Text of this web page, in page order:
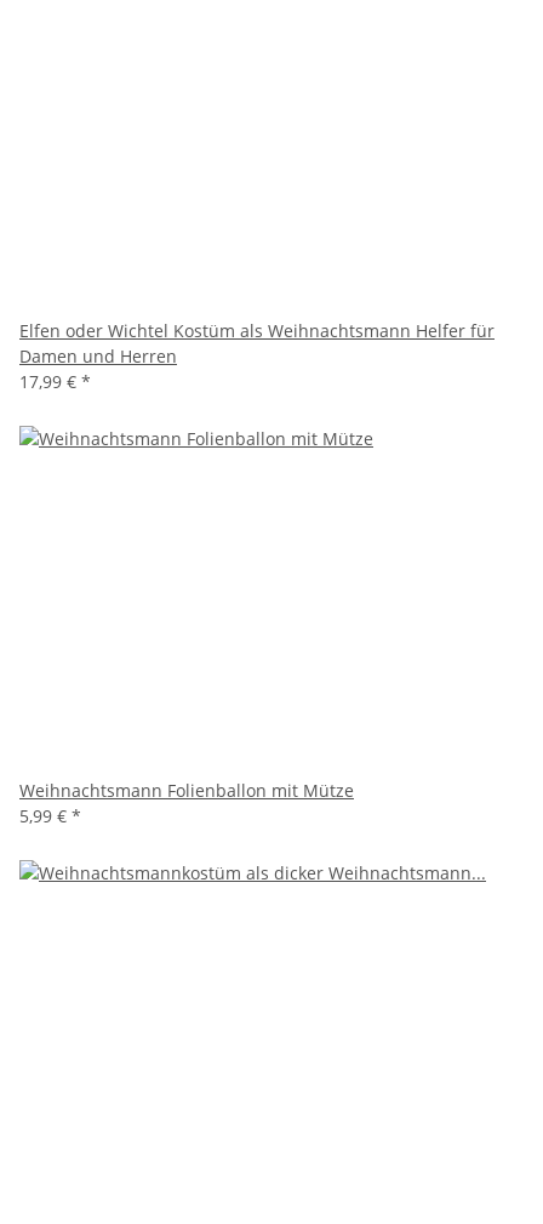
Elfen oder Wichtel Kostüm als Weihnachtsmann Helfer für
Damen und Herren
17,99 € *
Weihnachtsmann Folienballon mit Mütze
5,99 € *